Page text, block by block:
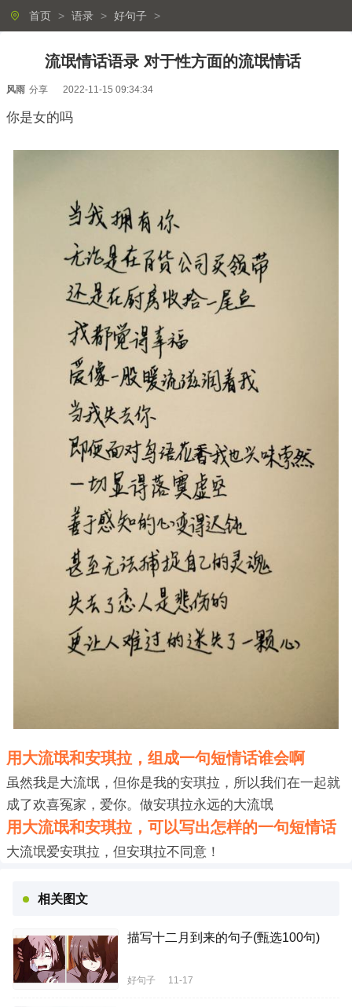
首页 > 语录 > 好句子 >
流氓情话语录 对于性方面的流氓情话
风雨 分享 2022-11-15 09:34:34
你是女的吗
用大流氓和安琪拉，组成一句短情话谁会啊
虽然我是大流氓，但你是我的安琪拉，所以我们在一起就
成了欢喜冤家，爱你。做安琪拉永远的大流氓
用大流氓和安琪拉，可以写出怎样的一句短情话
大流氓爱安琪拉，但安琪拉不同意！
相关图文
描写十二月到来的句子(甄选100句)
好句子 11-17